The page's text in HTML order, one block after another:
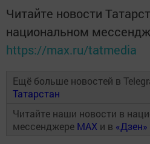
Читайте новости
национальном
https://max.ru/tatmedia
Ещё больше новостей в
Татарстан
Читайте наши новости в
мессенджере MAX и в «Дзен»